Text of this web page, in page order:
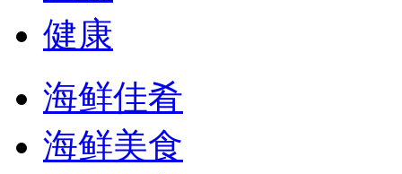
健康
海鲜佳肴
海鲜美食